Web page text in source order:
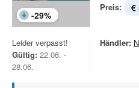
-29%
Preis: €
Leider verpasst!
Gültig: 22.06. -
28.06.
Händler: